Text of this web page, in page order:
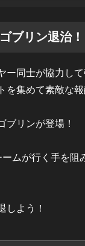
ブリン退治！
ー同士が協力し
を集めて素敵な
ブリンが登場！
ムが行く手を阻
しよう！